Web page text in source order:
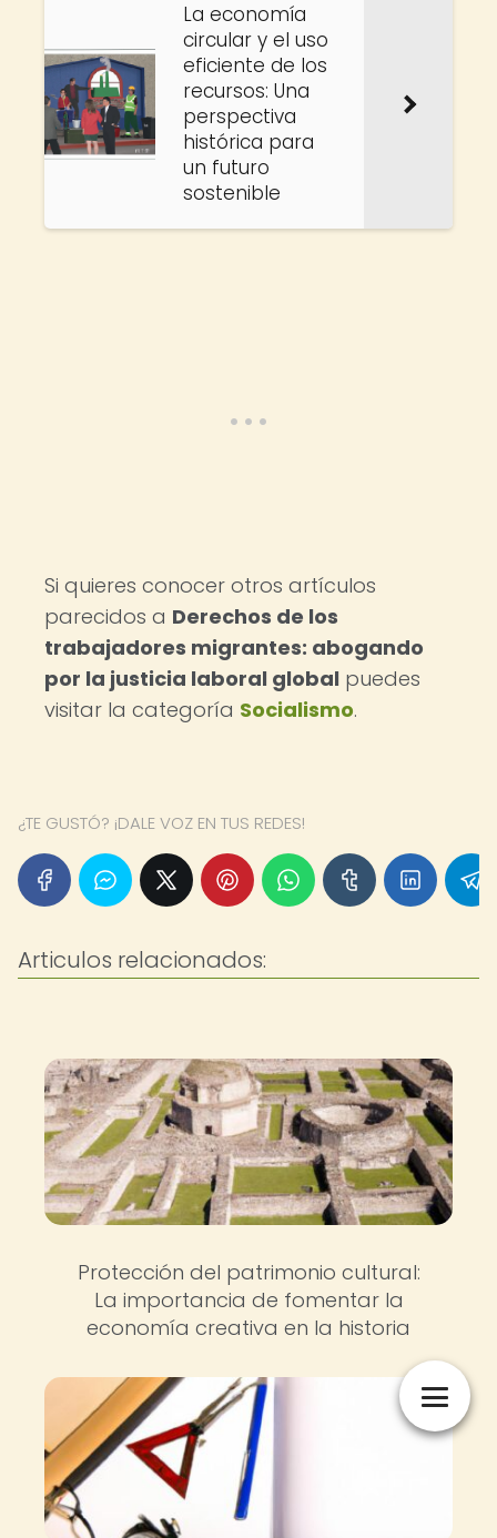
La economía
circular y el uso
eficiente de los
recursos: Una
perspectiva
histórica para
un futuro
sostenible
Si quieres conocer otros artículos
parecidos a Derechos de los
trabajadores migrantes: abogando
por la justicia laboral global puedes
visitar la categoría Socialismo.
¿TE GUSTÓ? ¡DALE VOZ EN TUS REDES!
Articulos relacionados:
Protección del patrimonio cultural:
La importancia de fomentar la
economía creativa en la historia